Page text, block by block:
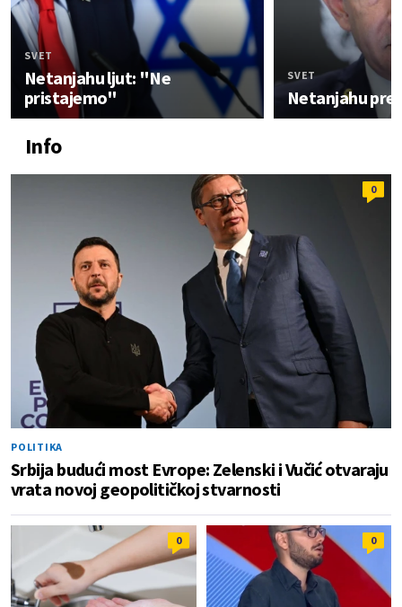
SVET
Netanjahu ljut: "Ne
pristajemo"
SVET
Netanjahu
Info
0
POLITIKA
Srbija budući most Evrope: Zelenski i Vučić otvaraju
vrata novoj geopolitičkoj stvarnosti
0 0